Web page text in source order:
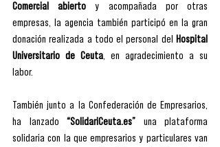
Comercial abierto y acompañada por otras
empresas, la agencia también participó en la gran
donación realizada a todo el personal del Hospital
Universitario de Ceuta , en agradecimiento a su
labor.
También junto a la Confederación de Empresarios,
ha lanzado “SolidariCeuta.es” una plataforma
solidaria con la que empresarios y particulares van